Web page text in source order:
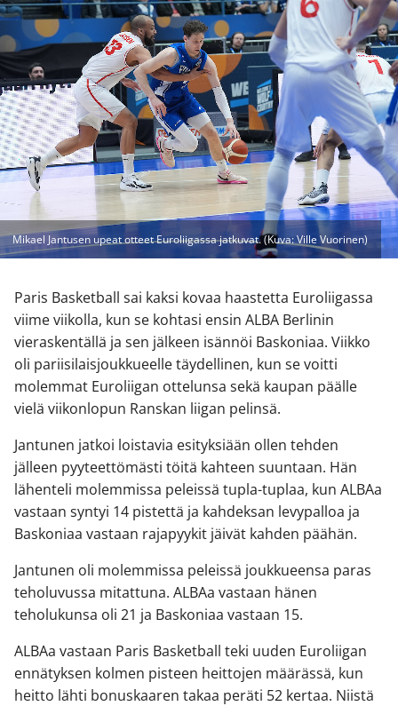
Mikael Jantusen upeat otteet Euroliigassa jatkuvat. (Kuva: Ville Vuorinen)
Paris Basketball sai kaksi kovaa haastetta Euroliigassa
viime viikolla, kun se kohtasi ensin ALBA Berlinin
vieraskentällä ja sen jälkeen isännöi Baskoniaa. Viikko
oli pariisilaisjoukkueelle täydellinen, kun se voitti
molemmat Euroliigan ottelunsa sekä kaupan päälle
vielä viikonlopun Ranskan liigan pelinsä.
Jantunen jatkoi loistavia esityksiään ollen tehden
jälleen pyyteettömästi töitä kahteen suuntaan. Hän
lähenteli molemmissa peleissä tupla-tuplaa, kun ALBAa
vastaan syntyi 14 pistettä ja kahdeksan levypalloa ja
Baskoniaa vastaan rajapyykit jäivät kahden päähän.
Jantunen oli molemmissa peleissä joukkueensa paras
teholuvussa mitattuna. ALBAa vastaan hänen
teholukunsa oli 21 ja Baskoniaa vastaan 15.
ALBAa vastaan Paris Basketball teki uuden Euroliigan
ennätyksen kolmen pisteen heittojen määrässä, kun
heitto lähti bonuskaaren takaa peräti 52 kertaa. Niistä